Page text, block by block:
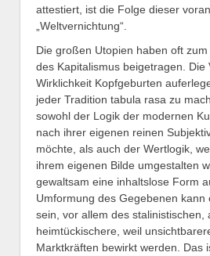
attestiert, ist die Folge dieser
„Weltvernichtung“.
Die großen Utopien haben oft
des Kapitalismus beigetragen. Die
Wirklichkeit Kopfgeburten
jeder Tradition tabula rasa zu
sowohl der Logik der modernen
nach ihrer eigenen reinen
möchte, als auch der Wertlogik,
ihrem eigenen Bilde umgestalten
gewaltsam eine inhaltslose Form
Umformung des Gegebenen kann
sein, vor allem des stalinistischen,
heimtückischere, weil
Marktkräften bewirkt werden. Das